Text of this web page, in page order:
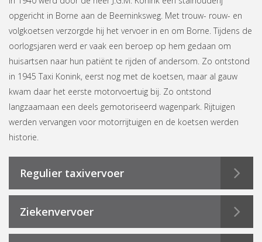
opgericht in Borne aan de Beerninksweg. Met trouw- rouw- en
volgkoetsen verzorgde hij het vervoer in en om Borne. Tijdens de
oorlogsjaren werd er vaak een beroep op hem gedaan om
huisartsen naar hun patiënt te rijden of andersom. Zo ontstond
in 1945 Taxi Konink, eerst nog met de koetsen, maar al gauw
kwam daar het eerste motorvoertuig bij. Zo ontstond
langzaamaan een deels gemotoriseerd wagenpark. Rijtuigen
werden vervangen voor motorrijtuigen en de koetsen werden
historie.
Regulier taxivervoer
Ziekenvervoer